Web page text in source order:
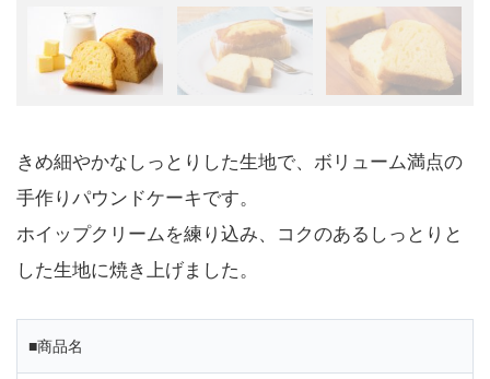
きめ細やかなしっとりした生地で、ボリューム満点の
手作りパウンドケーキです。
ホイップクリームを練り込み、コクのあるしっとりと
した生地に焼き上げました。
■商品名